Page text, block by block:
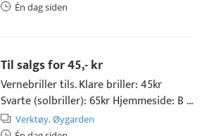
Én dag siden
Til salgs for45,- kr
Vernebriller tils. Klare briller: 45kr
Svarte (solbriller): 65kr Hjemmeside: B ...
Verktøy,Øygarden